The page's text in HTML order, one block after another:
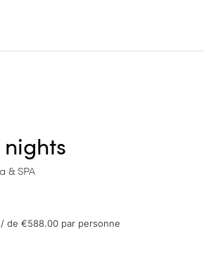
& SPA
de €588.00 par personne